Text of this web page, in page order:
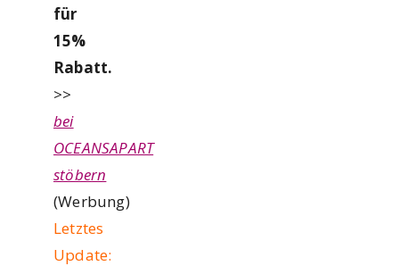
für
15%
Rabatt.
>>
bei
OCEANSAPART
stöbern
(Werbung)
Letztes
Update: